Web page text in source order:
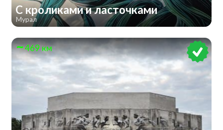
С кроликами и ласточками
Мурал
469 км